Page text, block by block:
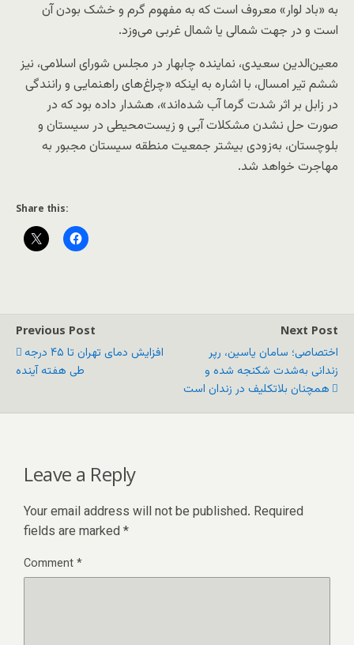
به «باد لوار» معروف است که به مفهوم گرم و خشک بودن آن
است و در جهت شمالی یا شمال غربی می‌وزد.
معین‌الدین سعیدی، نماینده چابهار در مجلس شورای اسلامی، نیز
ششم تیر امسال، با اشاره به اینکه «چراغ‌های راهنمایی و رانندگی
در زابل بر اثر شدت گرما آب شده‌اند»، هشدار داده بود که در
صورت حل نشدن مشکلات آبی و زیست‌محیطی در سیستان‌ و
بلوچستان، به‌زودی بیشتر جمعیت منطقه سیستان مجبور به
مهاجرت خواهد شد.
Share this:
Previous Post
افزایش دمای تهران تا ۴۵ درجه
طی هفته آینده
Next Post
اختصاصی؛ سامان یاسین، رپر
زندانی به‌شدت شکنجه شده و
همچنان بلاتکلیف در زندان است
Leave a Reply
Your email address will not be published. Required
fields are marked *
Comment*